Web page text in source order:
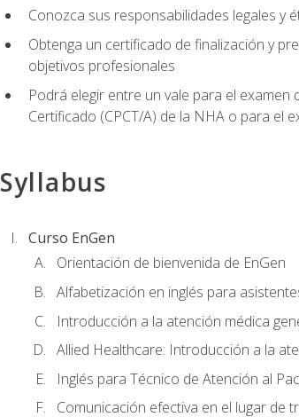
Conozca sus responsabilidades legales y
Obtenga un certificado de finalización y
objetivos profesionales
Podrá elegir entre un vale para el
Certificado (CPCT/A) de la NHA o para el
Syllabus
Curso EnGen
Orientación de bienvenida de EnGen
Alfabetización en inglés para
Introducción a la atención médica
Allied Healthcare: Introducción a la
Inglés para Técnico de Atención al
Comunicación efectiva en el lugar de